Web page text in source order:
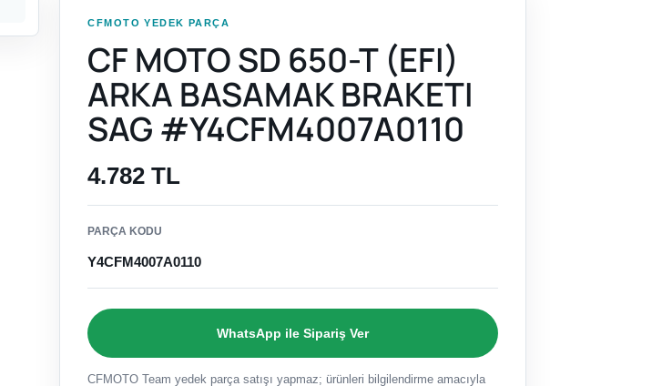
CFMOTO YEDEK PARÇA
CF MOTO SD 650-T (EFI)
ARKA BASAMAK BRAKETI
SAG #Y4CFM4007A0110
4.782 TL
PARÇA KODU
Y4CFM4007A0110
WhatsApp ile Sipariş Ver
CFMOTO Team yedek parça satışı yapmaz; ürünleri bilgilendirme amacıyla